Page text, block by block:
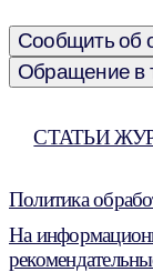
Сообщить об
Обращение в
СТАТЬИ
Политика
На